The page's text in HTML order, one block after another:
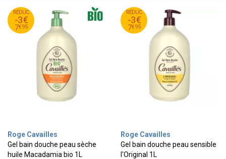
RÉDUC
-3€
7€95
10
€
95
7
€
95
Roge Cavailles
Gel bain douche peau sèche
huile Macadamia bio 1L
RÉDUC
-3€
7€95
10
€
95
7
€
95
Roge Cavailles
Gel bain douche peau sensible
l'Original 1L